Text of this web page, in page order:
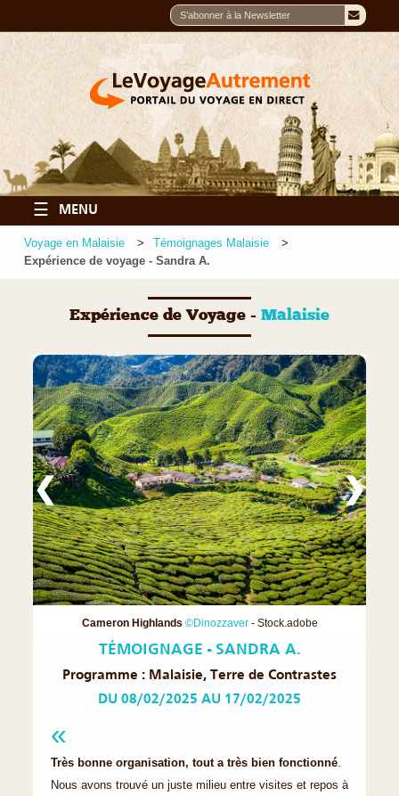
☰ MENU
Voyage en Malaisie
Témoignages Malaisie
Expérience de voyage - Sandra A.
Expérience de Voyage - Malaisie
Cameron Highlands ©Dinozzaver- Stock.adobe
❮ ❯
TÉMOIGNAGE - SANDRA A.
Programme : Malaisie, Terre de Contrastes
DU 08/02/2025 AU 17/02/2025
Très bonne organisation, tout a très bien fonctionné
Nous avons trouvé un juste milieu entre visites et repos à